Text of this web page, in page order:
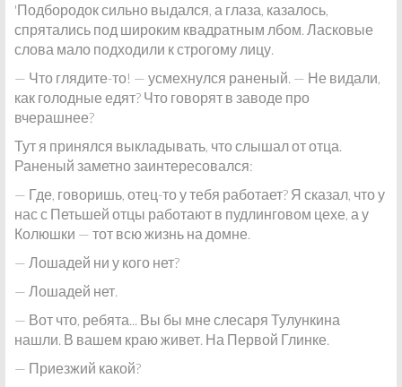
'Подбородок сильно выдался, а глаза, казалось,
спрятались под широким квадратным лбом. Ласковые
слова мало подходили к строгому лицу.
— Что глядите-то! — усмехнулся раненый. — Не видали,
как голодные едят? Что говорят в заводе про
вчерашнее?
Тут я принялся выкладывать, что слышал от отца.
Раненый заметно заинтересовался:
— Где, говоришь, отец-то у тебя работает? Я сказал, что у
нас с Петьшей отцы работают в пудлинговом цехе, а у
Колюшки — тот всю жизнь на домне.
— Лошадей ни у кого нет?
— Лошадей нет.
— Вот что, ребята... Вы бы мне слесаря Тулункина
нашли. В вашем краю живет. На Первой Глинке.
— Приезжий какой?